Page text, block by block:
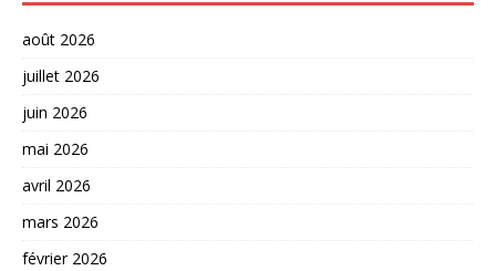
août 2026
juillet 2026
juin 2026
mai 2026
avril 2026
mars 2026
février 2026